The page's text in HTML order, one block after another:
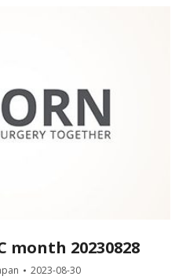
month 20230828
2023-08-30